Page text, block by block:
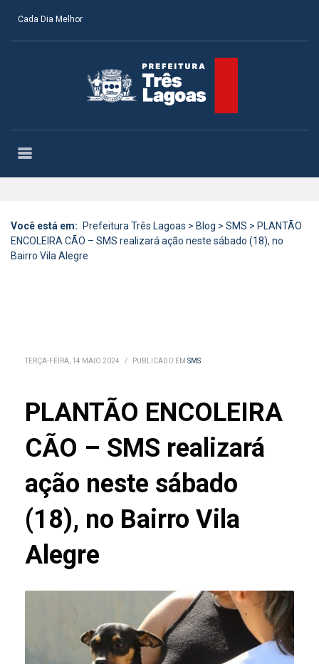
Cada Dia Melhor
Você está em: Prefeitura Três Lagoas > Blog > SMS > PLANTÃO
ENCOLEIRA CÃO – SMS realizará ação neste sábado (18), no
Bairro Vila Alegre
TERÇA-FEIRA, 14 MAIO 2024 / PUBLICADO EM SMS
PLANTÃO ENCOLEIRA
CÃO – SMS realizará
ação neste sábado
(18), no Bairro Vila
Alegre